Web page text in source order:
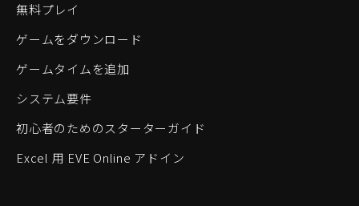
無料プレイ
ゲームをダウンロード
ゲームタイムを追加
システム要件
初心者のためのスターターガイド
Excel 用 EVE Online アドイン